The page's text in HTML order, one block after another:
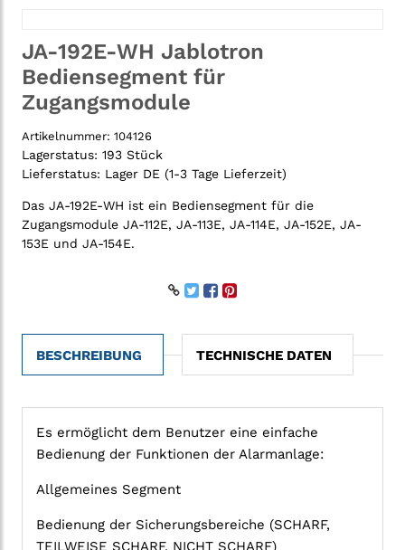
JA-192E-WH Jablotron
Bediensegment für
Zugangsmodule
Artikelnummer: 104126
Lagerstatus: 193 Stück
Lieferstatus: Lager DE (1-3 Tage Lieferzeit)
Das JA-192E-WH ist ein Bediensegment für die
Zugangsmodule JA-112E, JA-113E, JA-114E, JA-152E, JA-
153E und JA-154E.
BESCHREIBUNG TECHNISCHE DATEN
Es ermöglicht dem Benutzer eine einfache
Bedienung der Funktionen der Alarmanlage:
Allgemeines Segment
Bedienung der Sicherungsbereiche (SCHARF,
TEILWEISE SCHARF, NICHT SCHARF)